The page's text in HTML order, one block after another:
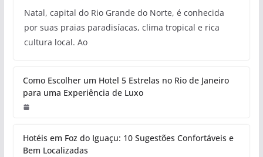
Natal, capital do Rio Grande do Norte, é conhecida
por suas praias paradisíacas, clima tropical e rica
cultura local. Ao
Como Escolher um Hotel 5 Estrelas no Rio de Janeiro
para uma Experiência de Luxo
Hotéis em Foz do Iguaçu: 10 Sugestões Confortáveis e
Bem Localizadas